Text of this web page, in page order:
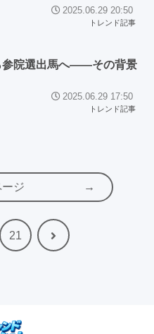
2025.06.29 20:50
トレンド記事
参院選出馬へ――その背景
2025.06.29 17:50
トレンド記事
ジ
21 次